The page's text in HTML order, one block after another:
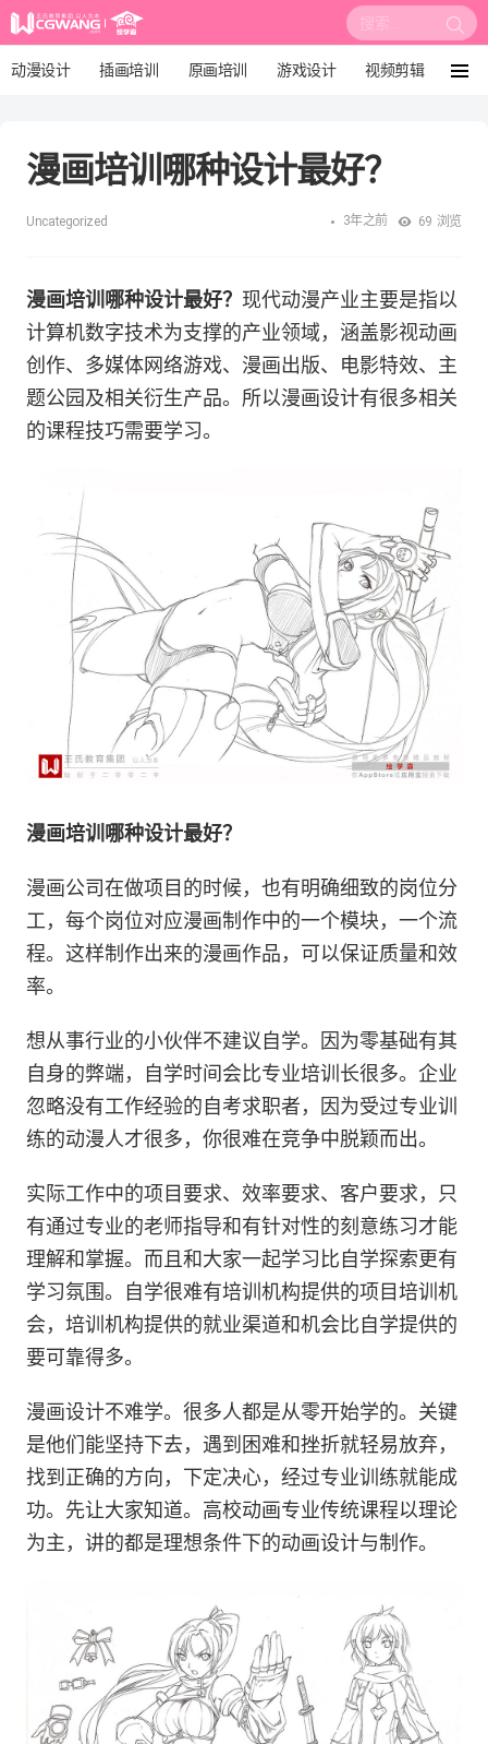
搜
索:
动漫设计 插画培训 原画培训 游戏设计 视频剪辑
漫画设计 绘画教程 板绘培训
漫画培训哪种设计最好？
Uncategorized 3年之前 69 浏览
漫画培训哪种设计最好？ 现代动漫产业主要是指以
计算机数字技术为支撑的产业领域，涵盖影视动画
创作、多媒体网络游戏、漫画出版、电影特效、主
题公园及相关衍生产品。所以漫画设计有很多相关
的课程技巧需要学习。
漫画培训哪种设计最好？
漫画公司在做项目的时候，也有明确细致的岗位分
工，每个岗位对应漫画制作中的一个模块，一个流
程。这样制作出来的漫画作品，可以保证质量和效
率。
想从事行业的小伙伴不建议自学。因为零基础有其
自身的弊端，自学时间会比专业培训长很多。企业
忽略没有工作经验的自考求职者，因为受过专业训
练的动漫人才很多，你很难在竞争中脱颖而出。
实际工作中的项目要求、效率要求、客户要求，只
有通过专业的老师指导和有针对性的刻意练习才能
理解和掌握。而且和大家一起学习比自学探索更有
学习氛围。自学很难有培训机构提供的项目培训机
会，培训机构提供的就业渠道和机会比自学提供的
要可靠得多。
漫画设计不难学。很多人都是从零开始学的。关键
是他们能坚持下去，遇到困难和挫折就轻易放弃，
找到正确的方向，下定决心，经过专业训练就能成
功。先让大家知道。高校动画专业传统课程以理论
为主，讲的都是理想条件下的动画设计与制作。